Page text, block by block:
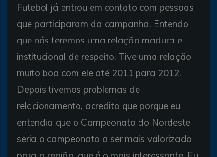
Futebol já entrou em contato com pessoas
que participaram da campanha. Entendo
que nós teremos uma relação madura e
institucional de respeito. Tive uma relação
muito boa com ele até 2011 para 2012.
Depois tivemos problemas de
relacionamento, acredito que porque eu
entendia que o Campeonato do Nordeste
seria o campeonato a ser mais valorizado